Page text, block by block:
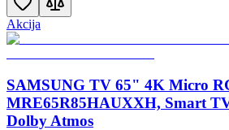
Akcija
SAMSUNG TV 65" 4K Micro
MRE65R85HAUXXH, Smart
Dolby Atmos